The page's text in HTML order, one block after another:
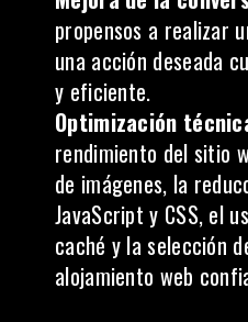
propensos a realizar
una acción deseada
y eficiente.
Optimización
rendimiento del sitio
de imágenes, la
JavaScript y CSS, el
caché y la selección
alojamiento web